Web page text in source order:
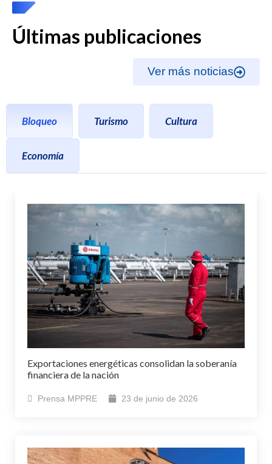
Últimas publicaciones
Ver más noticias
Bloqueo Turismo Cultura
Economía
Exportaciones energéticas consolidan la soberanía
financiera de la nación
Prensa MPPRE 23 de junio de 2026